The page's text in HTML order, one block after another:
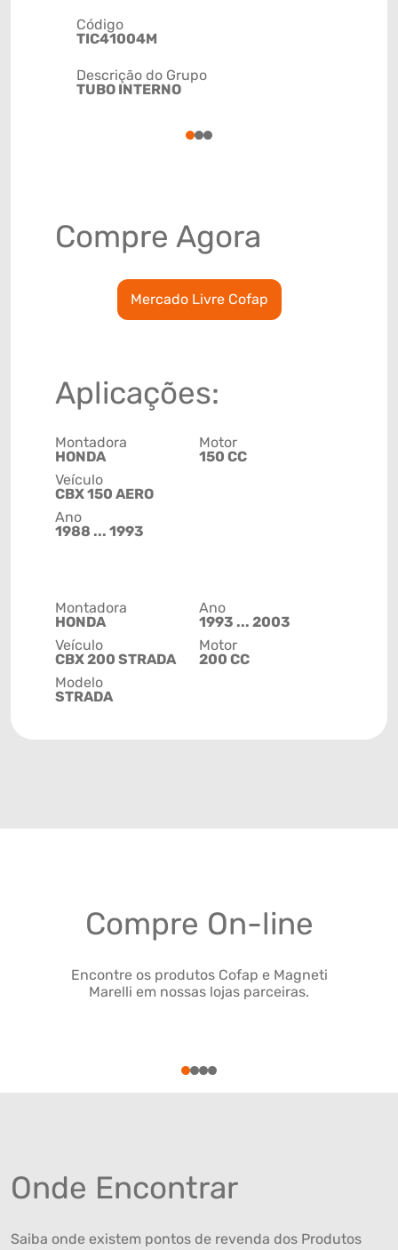
Código
TIC41004M
Descrição do Grupo
TUBO INTERNO
123
Compre Agora
Mercado Livre Cofap
Aplicações:
Montadora
HONDA
Veículo
CBX 150 AERO
Ano
1988 ... 1993
Motor
150 CC
Montadora
HONDA
Veículo
CBX 200 STRADA
Modelo
STRADA
Ano
1993 ... 2003
Motor
200 CC
Compre On-line
Encontre os produtos Cofap e Magneti
Marelli em nossas lojas parceiras.
1234
Onde Encontrar
Saiba onde existem pontos de revenda dos Produtos